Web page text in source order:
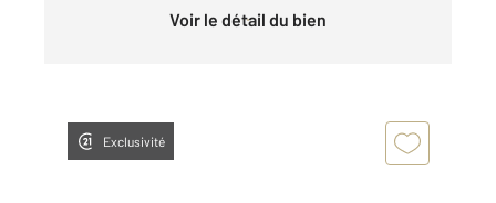
Voir le détail du bien
Exclusivité